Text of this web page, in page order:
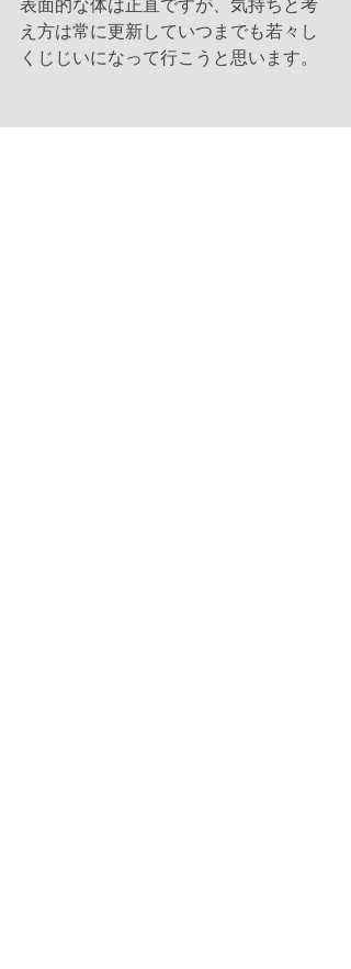
表面的な体は正直ですが、気持ちと考
え方は常に更新していつまでも若々し
くじじいになって行こうと思います。